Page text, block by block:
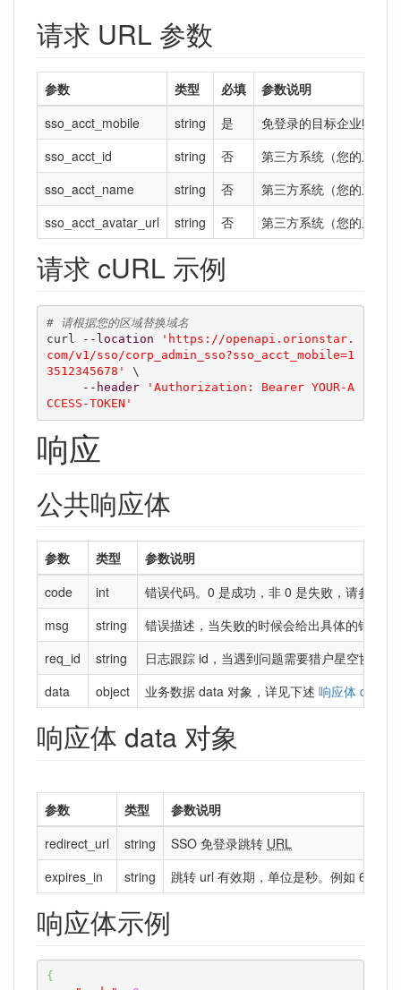
请求 URL 参数
参数 类型 必填
参数说明
sso_acct_mobile
string 是
免登录的目标企业账号
sso_acct_id
string 否
第三方系统（您的系统
sso_acct_name
string 否
第三方系统（您的系统
sso_acct_avatar_url
string 否 第三方系统（您的系统
请求 cURL 示例
# 请根据您的区域替换域名
curl
--location
'https://openapi.orionstar.
com/v1/sso/corp_admin_sso?sso_acct_mobile=1
3512345678'
\
--header
'Authorization: Bearer YOUR-A
CCESS-TOKEN'
响应
公共响应体
参数 类型
参数说明
code
int 错误代码。0 是成功，非 0 是失败，请参考
msg
string
错误描述，当失败的时候会给出具体的错误描
req_id
string
日志跟踪 id，当遇到问题需要猎户星空协助
data
object 业务数据 data 对象，详见下述 响应体 data
响应体 data 对象
参数 类型
参数说明
redirect_url
string SSO 免登录跳转 URL
expires_in
string 跳转 url 有效期，单位是秒。例如 60 表
响应体示例
{